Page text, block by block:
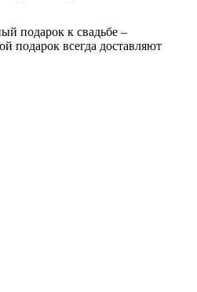
подарок к свадьбе –
подарок всегда доставляют